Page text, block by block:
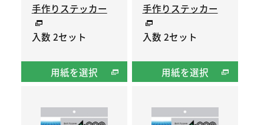
手作りステッカー
入数 2セット
用紙を選択
手作りステッカー
入数 2セット
用紙を選択